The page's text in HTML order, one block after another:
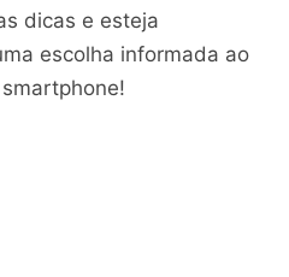
dicas e esteja
escolha informada ao